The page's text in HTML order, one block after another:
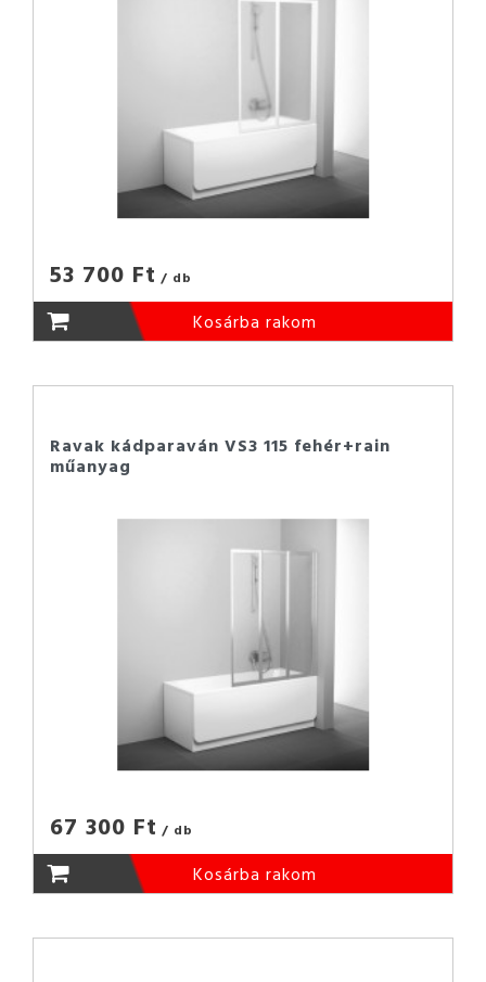
53 700 Ft / db
Kosárba rakom
Ravak kádparaván VS3 115 fehér+rain
műanyag
67 300 Ft / db
Kosárba rakom